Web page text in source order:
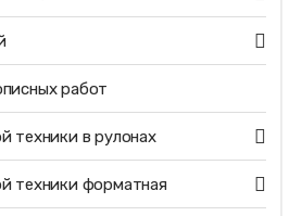
работ
техники в рулонах
техники форматная